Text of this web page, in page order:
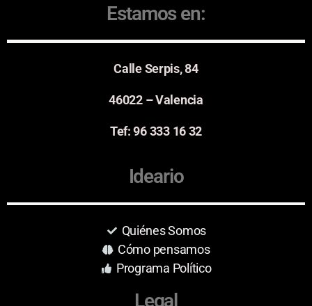
Estamos en:
Calle Serpis, 84
46022 – Valencia
Tef: 96 333 16 32
Ideario
Quiénes Somos
Cómo pensamos
Programa Político
Legal